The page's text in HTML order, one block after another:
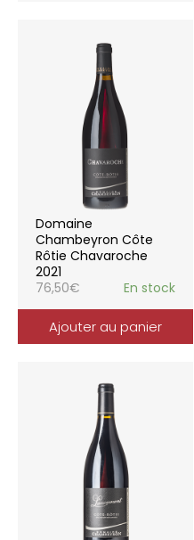
Domaine
Chambeyron Côte
Rôtie Chavaroche
2021
76,50€ En stock
Ajouter au panier